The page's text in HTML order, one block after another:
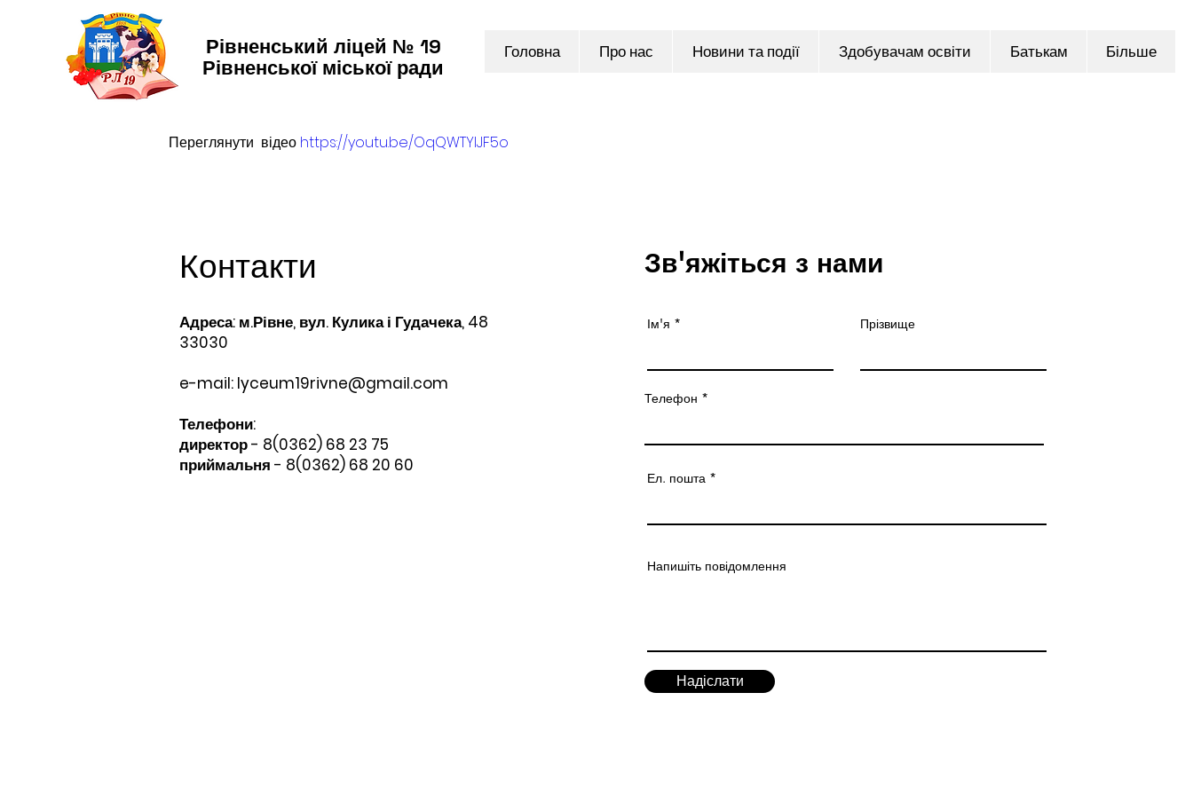
Головна Про нас Новини та події Здобувачам освіти Батькам Більше
Рівненський ліцей № 19
Рівненської міської ради
Переглянути  відео https://youtu.be/OqQWTYIJF5o
Контакти
Адреса: м.Рівне, вул. Кулика і Гудачека, 48
33030
e-mail: lyceum19rivne@gmail.com
Телефони:​
директор - 8(0362) 68 23 75
приймальня - 8(0362) 68 20 60
Зв'яжіться з нами
Ім'я Прізвище
Телефон
Ел. пошта
Напишіть повідомлення
Надіслати